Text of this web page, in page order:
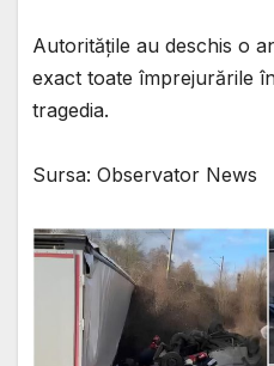
Autoritățile au deschis o
exact toate împrejurările
tragedia.
Sursa: Observator News